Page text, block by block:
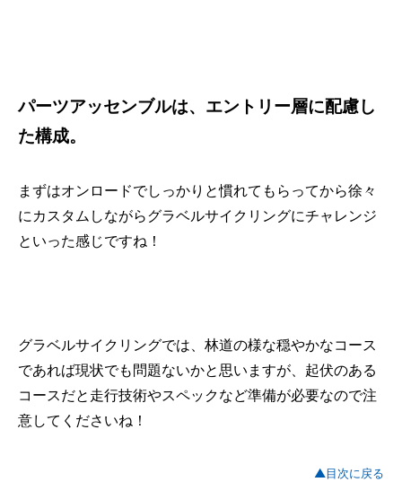
パーツアッセンブルは、エントリー層に配慮し
た構成。
まずはオンロードでしっかりと慣れてもらってから徐々
にカスタムしながらグラベルサイクリングにチャレンジ
といった感じですね！
グラベルサイクリングでは、林道の様な穏やかなコース
であれば現状でも問題ないかと思いますが、起伏のある
コースだと走行技術やスペックなど準備が必要なので注
意してくださいね！
▲目次に戻る